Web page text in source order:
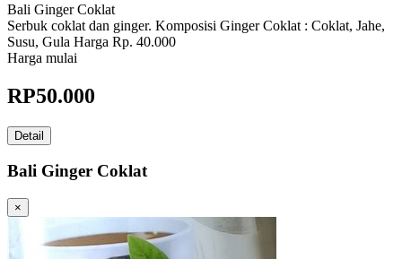
Bali Ginger Coklat
Serbuk coklat dan ginger. Komposisi Ginger Coklat : Coklat, Jahe,
Susu, Gula Harga Rp. 40.000
Harga mulai
RP50.000
Detail
Bali Ginger Coklat
×